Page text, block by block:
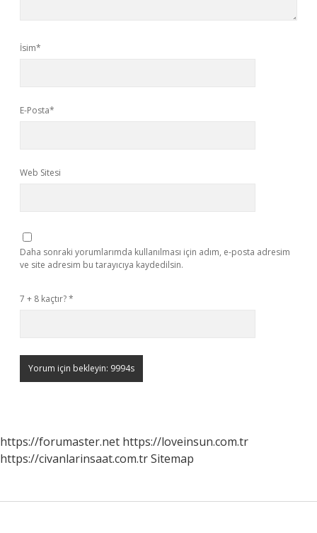
İsim*
E-Posta*
Web Sitesi
Daha sonraki yorumlarımda kullanılması için adım, e-posta adresim
ve site adresim bu tarayıcıya kaydedilsin.
7 + 8 kaçtır?*
https://forumaster.net https://loveinsun.com.tr
https://civanlarinsaat.com.trSitemap